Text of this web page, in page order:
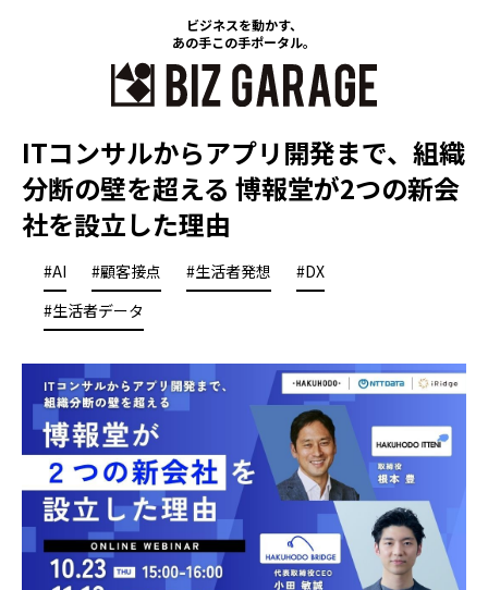
ビジネスを動かす、
あの手この手ポータル。
ITコンサルからアプリ開発まで、組織
分断の壁を超える 博報堂が2つの新会
社を設立した理由
#AI #顧客接点 #生活者発想
#DX
#生活者データ